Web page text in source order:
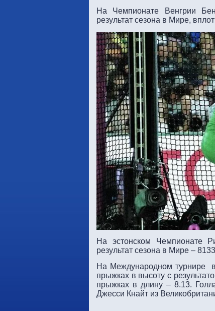
На Чемпионате Венгрии
результат сезона в Мире,
На эстонском Чемпионате
результат сезона в Мире –
На Международном турнире
прыжках в высоту с
прыжках в длину – 8.13.
Джесси Кнайт из